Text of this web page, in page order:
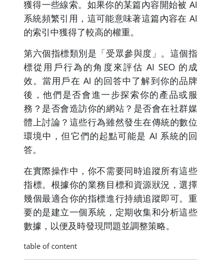
獲得一些線索。如果你的某篇內容開始被 AI
系統頻繁引用，這可能意味著這篇內容在 AI
的索引中獲得了較高的權重。
第六個指標類別是「受眾參與度」。這個指
標從用戶行為的角度來評估 AI SEO 的成
效。當用戶在 AI 的回答中了解到你的品牌
後，他們是否會進一步探索你的產品或服
務？是否會造訪你的網站？是否會在社群媒
體上討論？這些行為雖然發生在傳統的數位
環境中，但它們的起點可能是 AI 系統的回
答。
在實際操作中，你不需要同時追蹤所有這些
指標。根據你的業務目標和資源狀況，選擇
幾個最適合你的指標進行持續追蹤即可。重
要的是建立一個系統，定期收集和分析這些
數據，以便及時發現問題並調整策略。
table of content